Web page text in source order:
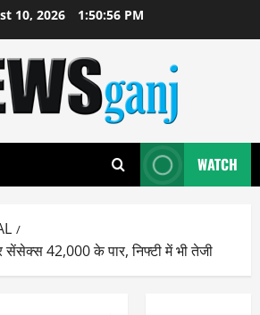
10, 2026 1:50:56 PM
WATCH
सेंसेक्स 42,000 के पार, निफ्टी में भी तेजी